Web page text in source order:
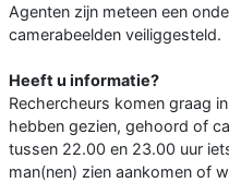
Agenten zijn meteen een
camerabeelden veiliggesteld.
Heeft u informatie?
Rechercheurs komen graag
hebben gezien, gehoord of
tussen 22.00 en 23.00 uur
man(nen) zien aankomen of